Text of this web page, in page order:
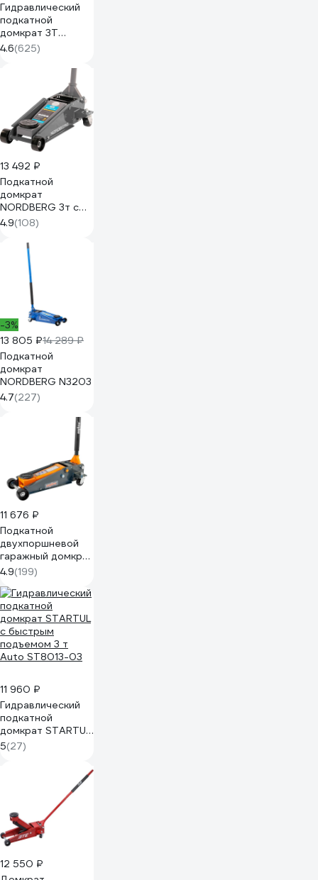
Гидравлический
подкатной
домкрат 3Т
Gigant, подхват
130мм, подъем
410мм, HTJ-3SH
4.6(625)
13 492 ₽
Подкатной
домкрат
NORDBERG 3т с
резиновой
насадкой,
быстрый подъем
N32030G
4.9(108)
-3%
13 805 ₽14 289 ₽
Подкатной
домкрат
NORDBERG N3203
4.7(227)
11 676 ₽
Подкатной
двухпоршневой
гаражный домкрат
Ombra 3 т, 133-485
мм OHT230
4.9(199)
11 960 ₽
Гидравлический
подкатной
домкрат STARTUL
с быстрым
подъемом 3 т
5(27)
12 550 ₽